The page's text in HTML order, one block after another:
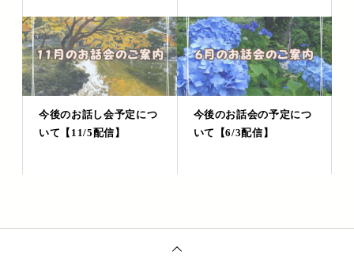
今後のお話し会予定につ
いて【11/5配信】
今後のお話会の予定につ
いて【6/3配信】